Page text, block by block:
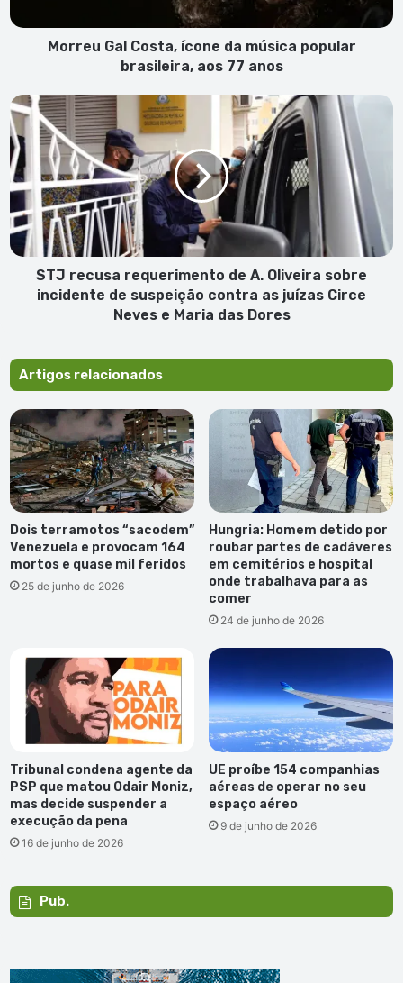
aos
Morreu Gal Costa, ícone da música popular
brasileira, aos 77 anos
STJ
recusa
requerimento
de
A.
Oliveira
sobre
incidente
de
suspeição
contra
Neves
e
das
Dores
STJ recusa requerimento de A. Oliveira sobre
incidente de suspeição contra as juízas Circe
Neves e Maria das Dores
Artigos relacionados
Dois terramotos “sacodem”
Venezuela e provocam 164
mortos e quase mil feridos
25 de junho de 2026
Hungria: Homem detido por
roubar partes de cadáveres
em cemitérios e hospital
onde trabalhava para as
comer
24 de junho de 2026
Tribunal condena agente da
PSP que matou Odair Moniz,
mas decide suspender a
execução da pena
16 de junho de 2026
UE proíbe 154 companhias
aéreas de operar no seu
espaço aéreo
9 de junho de 2026
Pub.